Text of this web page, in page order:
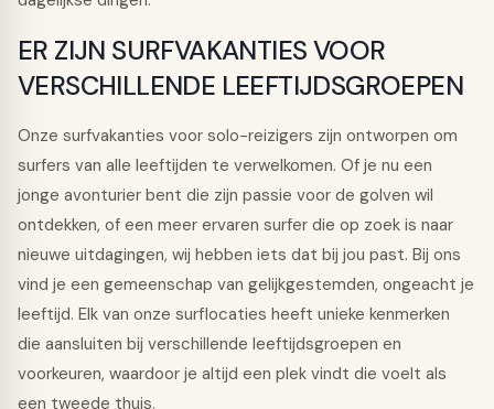
ER ZIJN SURFVAKANTIES VOOR
VERSCHILLENDE LEEFTIJDSGROEPEN
Onze surfvakanties voor solo-reizigers zijn ontworpen om
surfers van alle leeftijden te verwelkomen. Of je nu een
jonge avonturier bent die zijn passie voor de golven wil
ontdekken, of een meer ervaren surfer die op zoek is naar
nieuwe uitdagingen, wij hebben iets dat bij jou past. Bij ons
vind je een gemeenschap van gelijkgestemden, ongeacht je
leeftijd. Elk van onze surflocaties heeft unieke kenmerken
die aansluiten bij verschillende leeftijdsgroepen en
voorkeuren, waardoor je altijd een plek vindt die voelt als
een tweede thuis.